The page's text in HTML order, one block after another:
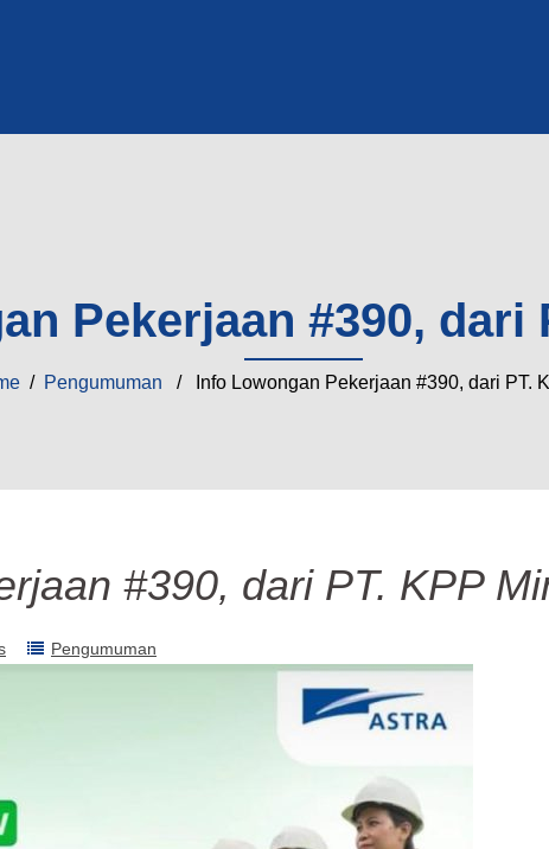
Pekerjaan #390, dari
/ Pengumuman / Info Lowongan Pekerjaan #390, dari PT.
#390, dari PT. KPP
Pengumuman